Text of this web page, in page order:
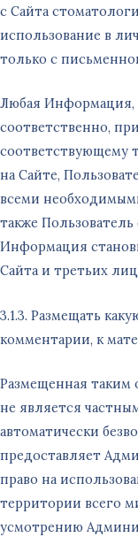
с Сайта
использование в
только с
Любая Информация,
соответственно,
соответствующему
на Сайте,
всеми
также Пользователь
Информация
Сайта и третьих
3.1.3. Размещать
комментарии, к
Размещенная таким
не является
автоматически
предоставляет
право на
территории всего
усмотрению